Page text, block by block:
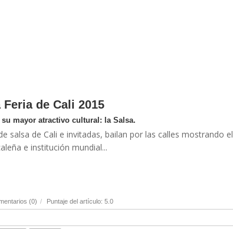
de Cali 2015
mayor atractivo cultural: la Salsa.
salsa de Cali e invitadas, bailan por las calles mostrando el
e institución mundial...
(0) / Puntaje del artículo: 5.0